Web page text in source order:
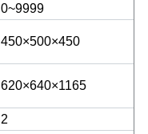
0~9999
450×500×450
620×640×1165
2